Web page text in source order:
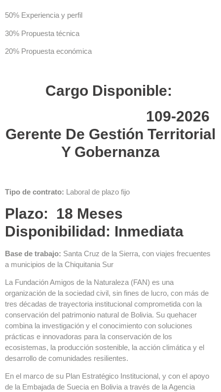
50% Experiencia y perfil
30% Propuesta técnica
20% Propuesta económica
Cargo Disponible:
109-2026
Gerente De Gestión Territorial
Y Gobernanza
Tipo de contrato: Laboral de plazo fijo
Plazo: 18 Meses
Disponibilidad: Inmediata
Base de trabajo: Santa Cruz de la Sierra, con viajes frecuentes
a municipios de la Chiquitania Sur
La Fundación Amigos de la Naturaleza (FAN) es una
organización de la sociedad civil, sin fines de lucro, con más de
tres décadas de trayectoria institucional comprometida con la
conservación del patrimonio natural de Bolivia. Su quehacer
combina la investigación y el conocimiento con soluciones
prácticas e innovadoras para la conservación de los
ecosistemas, la producción sostenible, la acción climática y el
desarrollo de comunidades resilientes.
En el marco de su Plan Estratégico Institucional, y con el apoyo
de la Embajada de Suecia en Bolivia a través de la Agencia